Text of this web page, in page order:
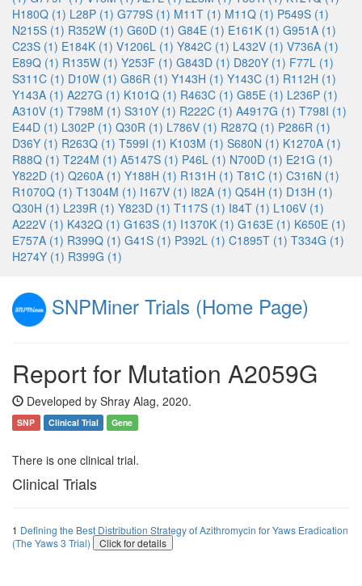
H180Q (1) L28P (1) G779S (1) M11T (1) M11Q (1) P549S (1)
N215S (1) R352W (1) G60D (1) G84E (1) E161K (1) G951A (1)
C23S (1) E184K (1) V1206L (1) Y842C (1) L432V (1) V736A (1)
E89Q (1) R135W (1) Y253F (1) G843D (1) D820Y (1) F77L (1)
S311C (1) D10W (1) G86R (1) Y143H (1) Y143C (1) R112H (1)
Y143A (1) A227G (1) K101Q (1) R463C (1) G85E (1) L236P (1)
A310V (1) T798M (1) S310Y (1) R222C (1) A4917G (1) T798I (1)
E44D (1) L302P (1) Q30R (1) L786V (1) R287Q (1) P286R (1)
D36Y (1) R263Q (1) T599I (1) K103M (1) S680N (1) K1270A (1)
R88Q (1) T224M (1) A5147S (1) P46L (1) N700D (1) E21G (1)
Y822D (1) Q260A (1) Y188H (1) R131H (1) T81C (1) C316N (1)
R1070Q (1) T1304M (1) I167V (1) I82A (1) Q54H (1) D13H (1)
Q30H (1) L239R (1) Y823D (1) T117S (1) I84T (1) L106V (1)
A222V (1) K432Q (1) G163S (1) I1370K (1) G163E (1) K650E (1)
E757A (1) R399Q (1) G41S (1) P392L (1) C1895T (1) T334G (1)
H274Y (1) R399G (1)
SNPMiner Trials (Home Page)
Report for Mutation A2059G
Developed by Shray Alag, 2020.
SNP Clinical Trial Gene
There is one clinical trial.
Clinical Trials
1 Defining the Best Distribution Strategy of Azithromycin for Yaws Eradication
(The Yaws 3 Trial)
Click for details